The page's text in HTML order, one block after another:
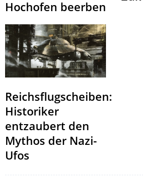
Hochofen beerben
Reichsflugscheiben:
Historiker
entzaubert den
Mythos der Nazi-
Ufos